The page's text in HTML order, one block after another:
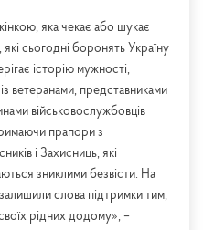
яка чекає або шукає
сьогодні боронять Україну
історію мужності,
ветеранами, представниками
військовослужбовців
прапори з
і Захисниць, які
зниклими безвісти. На
слова підтримки тим,
рідних додому», –